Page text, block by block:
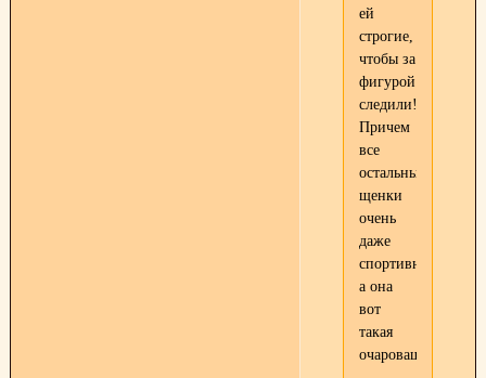
ей
строгие,
чтобы за
фигурой
следили!
Причем
все
остальные
щенки
очень
даже
спортивные,
а она
вот
такая
очаровашка